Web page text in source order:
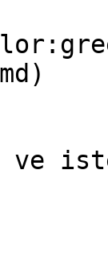
ve